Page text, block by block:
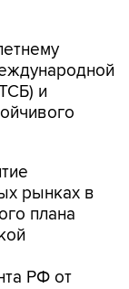
и
рынках в
плана
РФ от